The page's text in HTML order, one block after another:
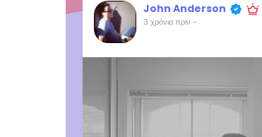
John Anderson
3 χρόνια πριν -